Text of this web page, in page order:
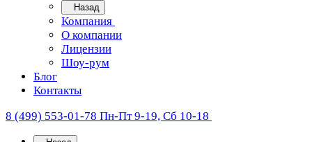
Назад
Компания
О компании
Лицензии
Шоу-рум
Блог
Контакты
8 (499) 553-01-78 Пн-Пт 9-19, Сб 10-18